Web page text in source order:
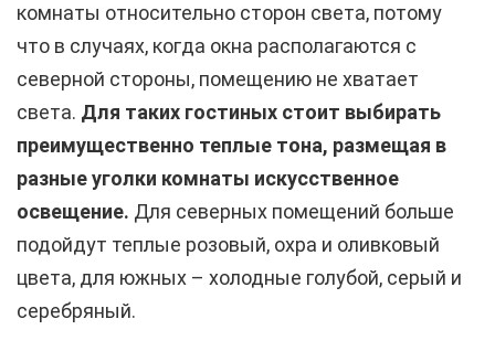
комнаты относительно сторон света, потому
что в случаях, когда окна располагаются с
северной стороны, помещению не хватает
света. Для таких гостиных стоит выбирать
преимущественно теплые тона, размещая в
разные уголки комнаты искусственное
освещение. Для северных помещений больше
подойдут теплые розовый, охра и оливковый
цвета, для южных – холодные голубой, серый и
серебряный.